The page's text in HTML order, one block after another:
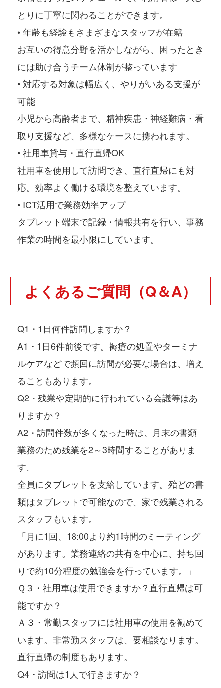
とりに丁寧に関わることができます。
• 年齢も経験もさまざまなスタッフが在籍
お互いの得意分野を活かしながら、困ったとき
には助け合うチーム体制が整っています
• 対応する対象は幅広く、やりがいある支援が
可能
小児から高齢者まで、精神疾患・神経難病・看
取り支援など、多様なケースに携われます。
• 社用車貸与・直行直帰OK
社用車を使用して訪問でき、直行直帰にも対
応。効率よく働ける環境を整えています。
• ICT活用で業務効率アップ
タブレット端末で記録・情報共有を行い、事務
作業の時間を最小限にしています。
よくあるご質問（Q＆A）
Q1・1日何件訪問しますか？
A1・1日6件前後です。褥瘡の処置やターミナ
ルケアなどで頻回に訪問が必要な場合は、増え
ることもあります。
Q2・残業や定期的に行われている会議等はあ
りますか？
A2・訪問件数が多くなった時は、月末の書類
業務のため残業を2～3時間することがありま
す。
全員にタブレットを支給しています。殆どの書
類はタブレットで可能なので、家で残業される
スタッフもいます。
「月に1回、18:00より約1時間のミーティング
があります。業務連絡の共有を中心に、持ち回
りで約10分程度の勉強会を行っています。」
Ｑ３・社用車は使用できますか？直行直帰は可
能ですか？
Ａ３・常勤スタッフには社用車の使用を勧めて
います。非常勤スタッフは、要相談なります。
直行直帰の制度もあります。
Q4・訪問は1人で行きますか？